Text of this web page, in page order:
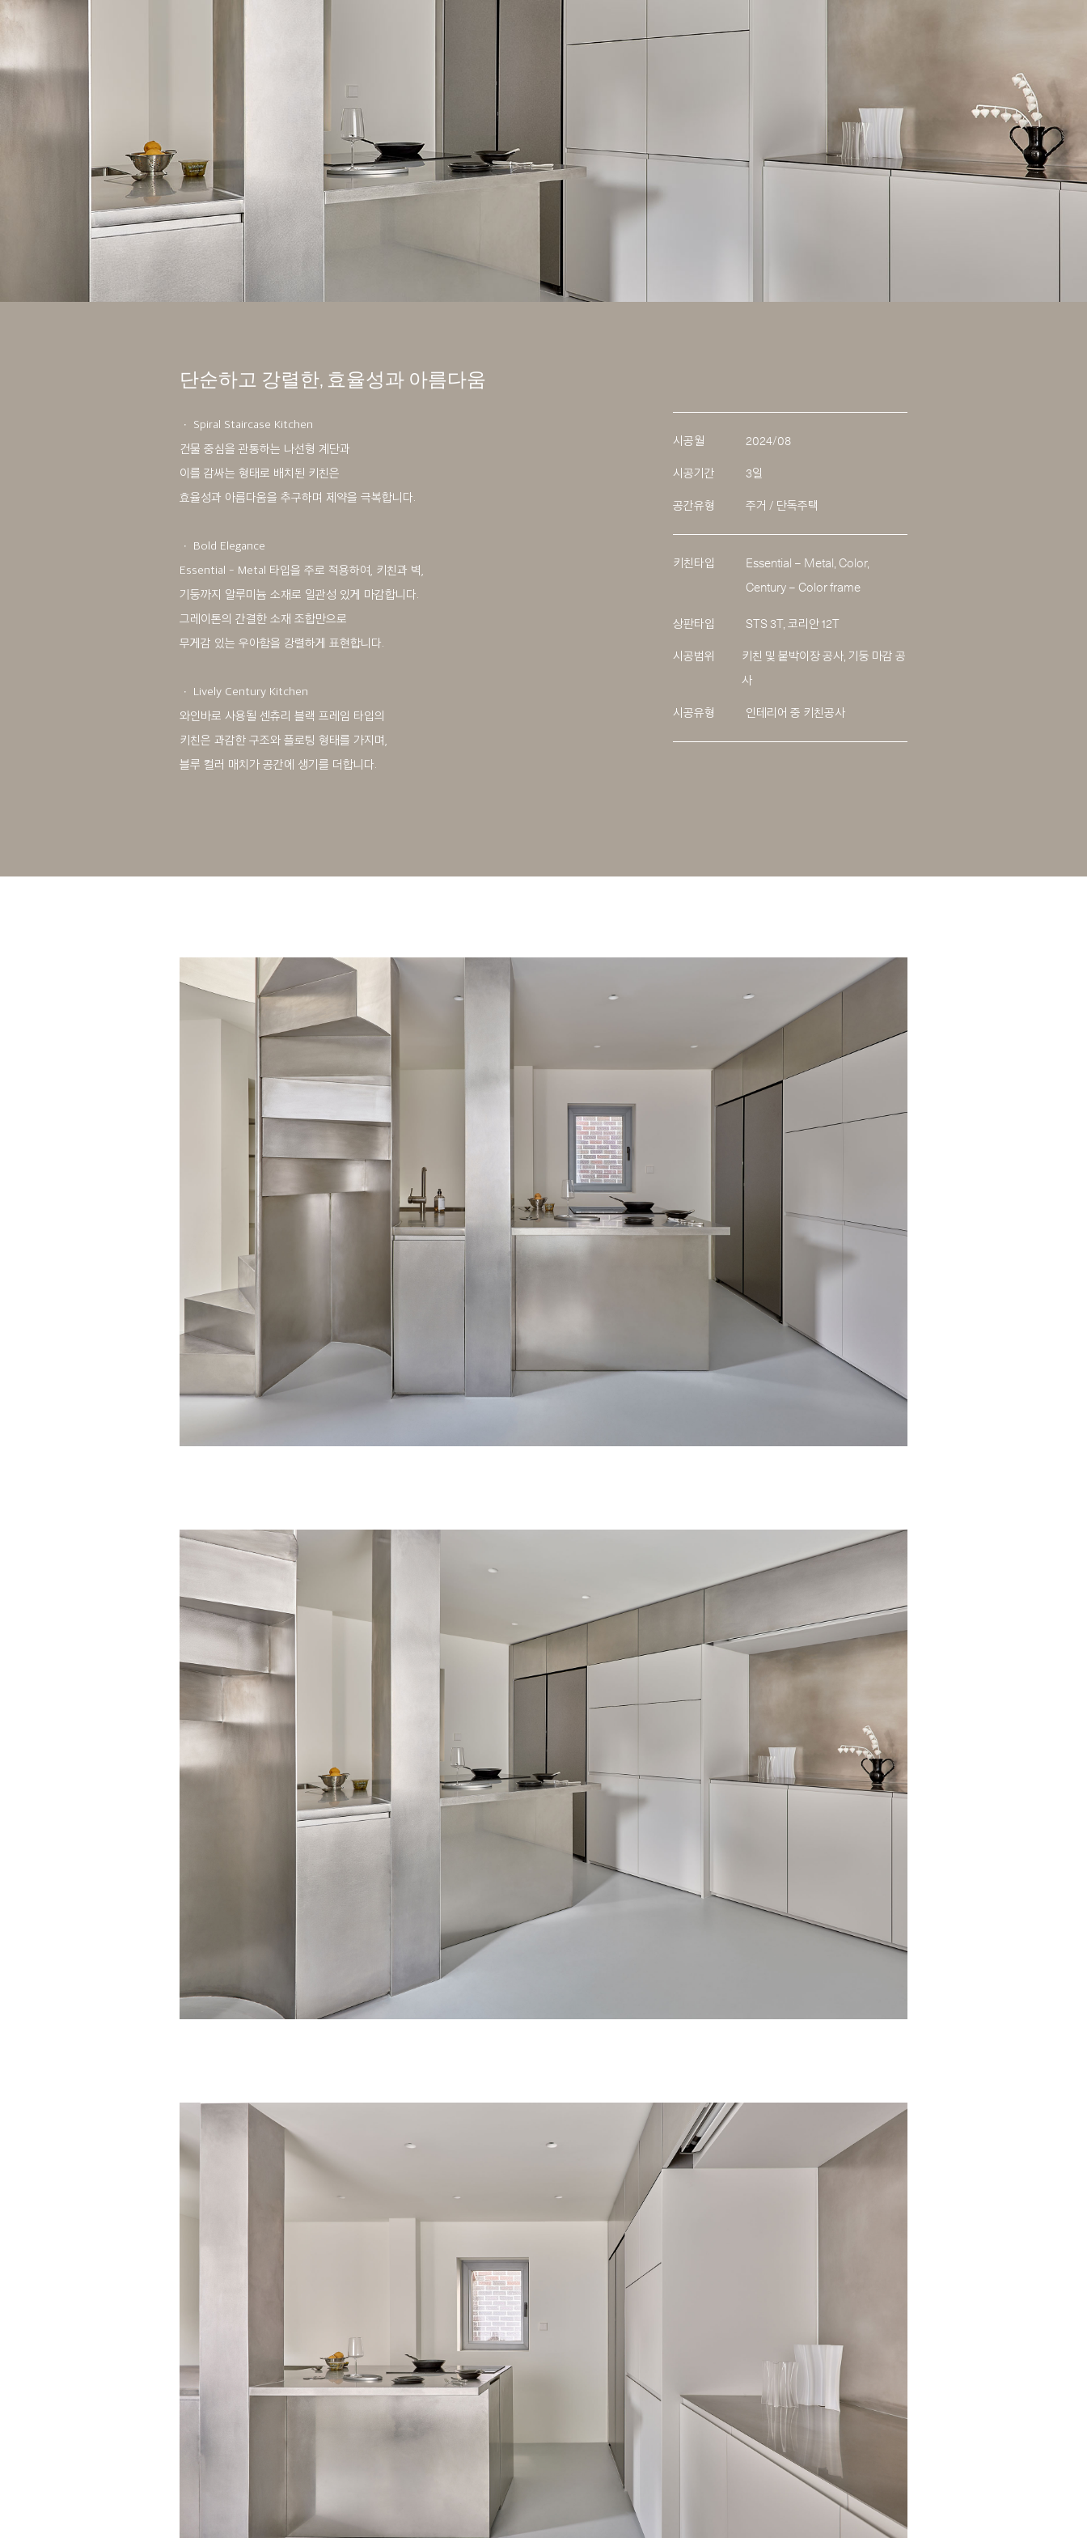
단순하고 강렬한, 효율성과 아름다움
ㆍ Spiral Staircase Kitchen
건물 중심을 관통하는 나선형 계단과
이를 감싸는 형태로 배치된 키친은
효율성과 아름다움을 추구하며 제약을 극복합니다.
ㆍ Bold Elegance
Essential - Metal 타입을 주로 적용하여, 키친과 벽,
기둥까지 알루미늄 소재로 일관성 있게 마감합니다.
그레이톤의 간결한 소재 조합만으로
무게감 있는 우아함을 강렬하게 표현합니다.
ㆍ Lively Century Kitchen
와인바로 사용될 센츄리 블랙 프레임 타입의
키친은 과감한 구조와 플로팅 형태를 가지며,
블루 컬러 매치가 공간에 생기를 더합니다.
시공월 2024/08
시공기간 3일
공간유형 주거 / 단독주택
키친타입
Essential – Metal, Color,
Century – Color frame
상판타입 STS 3T, 코리안 12T
시공범위
키친 및 붙박이장 공사, 기둥 마감 공
사
시공유형 인테리어 중 키친공사